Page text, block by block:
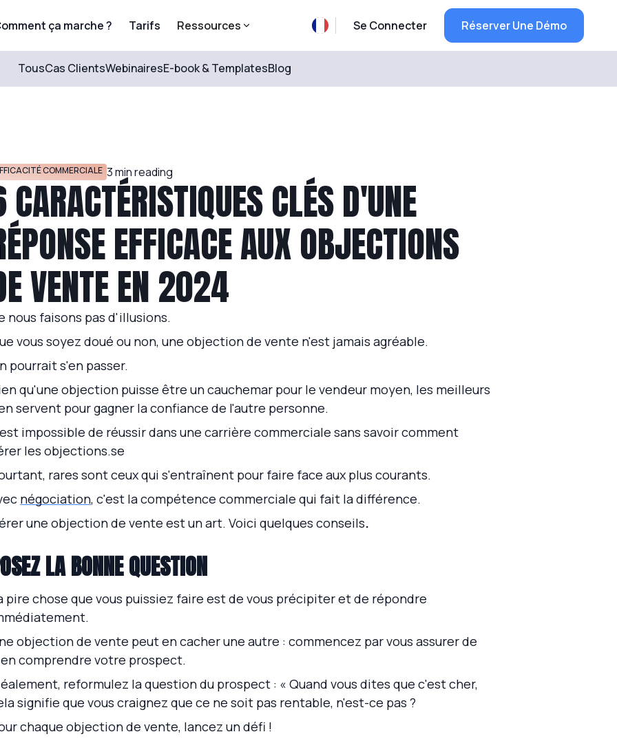
ça marche ? Tarifs Ressources Se Connecter Réserver Une Démo
TousCas ClientsWebinairesE-book & TemplatesBlog
COMMERCIALE 3min reading
CARACTÉRISTIQUES CLÉS D'UNE
EFFICACE AUX OBJECTIONS
VENTE EN 2024
nous faisons pas d'illusions.
vous soyez doué ou non, une objection de vente n'est jamais agréable.
pourrait s'en passer.
qu'une objection puisse être un cauchemar pour le vendeur moyen, les meilleurs
servent pour gagner la confiance de l'autre personne.
impossible de réussir dans une carrière commerciale sans savoir comment
les objections.se
rares sont ceux qui s'entraînent pour faire face aux plus courants.
négociation, c'est la compétence commerciale qui fait la différence.
une objection de vente est un art. Voici quelques conseils.
LA BONNE QUESTION
pire chose que vous puissiez faire est de vous précipiter et de répondre
objection de vente peut en cacher une autre : commencez par vous assurer de
comprendre votre prospect.
reformulez la question du prospect : « Quand vous dites que c'est cher,
signifie que vous craignez que ce ne soit pas rentable, n'est-ce pas ?
chaque objection de vente, lancez un défi !